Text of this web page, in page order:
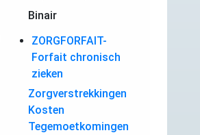
Binair
ZORGFORFAIT-
Forfait chronisch
zieken
Zorgverstrekkingen
Kosten
Tegemoetkomingen